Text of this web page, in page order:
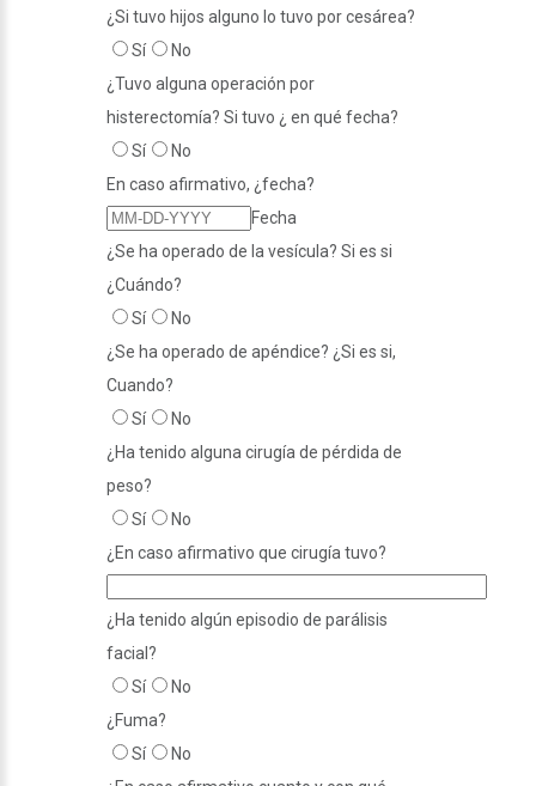
¿Si tuvo hijos alguno lo tuvo por cesárea?
Sí
No
¿Tuvo alguna operación por
histerectomía? Si tuvo ¿ en qué fecha?
Sí
No
En caso afirmativo, ¿fecha?
Fecha
¿Se ha operado de la vesícula? Si es si
¿Cuándo?
Sí
No
¿Se ha operado de apéndice? ¿Si es si,
Cuando?
Sí
No
¿Ha tenido alguna cirugía de pérdida de
peso?
Sí
No
¿En caso afirmativo que cirugía tuvo?
¿Ha tenido algún episodio de parálisis
facial?
Sí
No
¿Fuma?
Sí
No